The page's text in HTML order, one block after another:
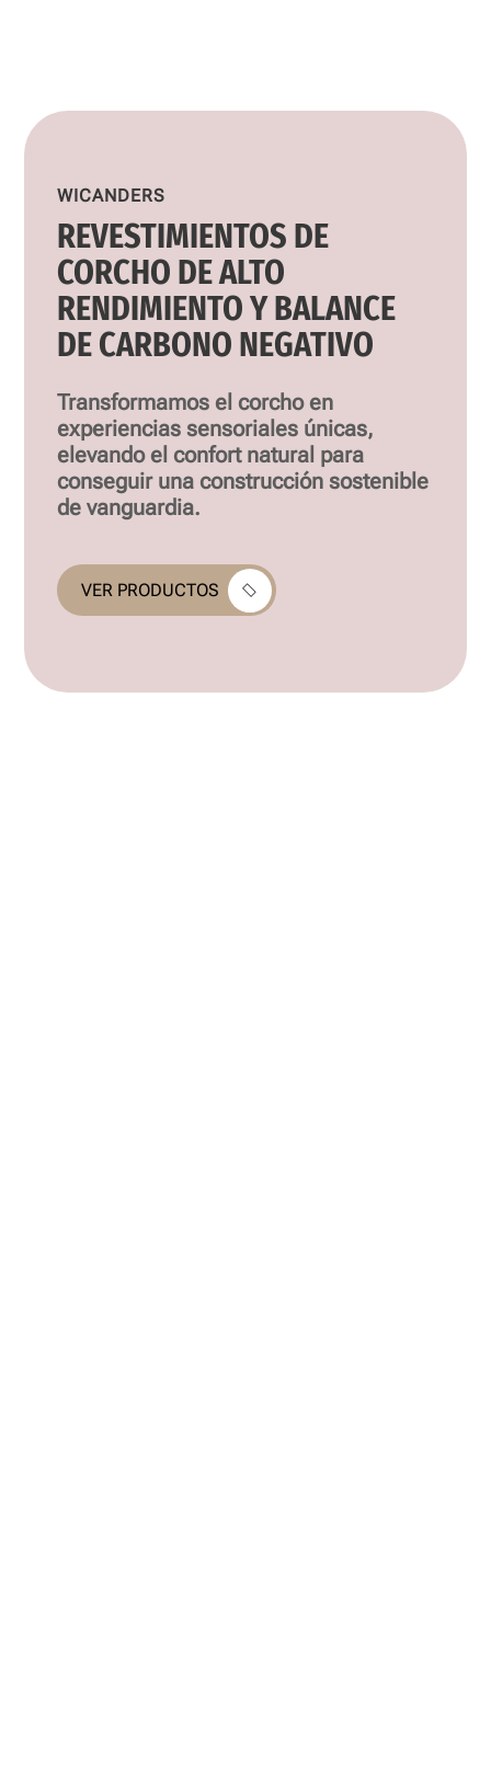
WICANDERS
REVESTIMIENTOS DE
CORCHO DE ALTO
RENDIMIENTO Y BALANCE
DE CARBONO NEGATIVO
Transformamos el corcho en
experiencias sensoriales únicas,
elevando el confort natural para
conseguir una construcción sostenible
de vanguardia.
VER PRODUCTOS